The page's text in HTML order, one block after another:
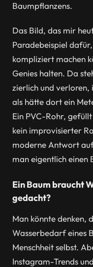
Baumpflanzens.
Das Bild, das mir
Paradebeispiel
kompliziert machen
Genies halten. Da
zierlich und verloren,
als hätte dort ein
Ein PVC-Rohr,
kein improvisierter
moderne Antwort
man eigentlich einen
Ein Baum braucht
gedacht?
Man könnte denken,
Wasserbedarf eines
Menschheit selbst.
Instagram-Trends